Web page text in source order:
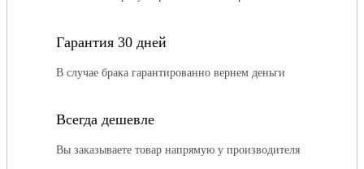
Гарантия 30 дней
В случае брака гарантированно вернем деньги
Всегда дешевле
Вы заказываете товар напрямую у производителя